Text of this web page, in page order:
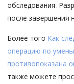
обследования.
после завершения
Более того Как
операцию по
противопоказана
также можете